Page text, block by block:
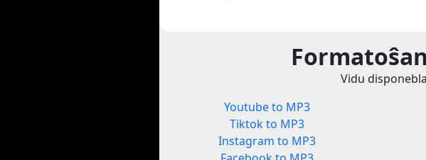
Vidu
Youtube to MP3
Tiktok to MP3
Instagram to MP3